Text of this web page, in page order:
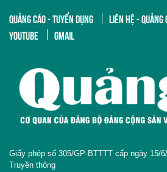
QUẢNG CÁO - TUYỂN DỤNG LIÊN HỆ - QUẢNG
YOUTUBE
GMAIL
Giấy phép số 305/GP-BTTTT cấp ngày 15/
Truyền thông